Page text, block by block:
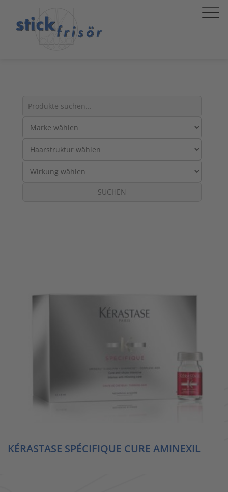
Suche
Produkten:
SUCHEN
KÉRASTASE SPÉCIFIQUE CURE AMINEXIL